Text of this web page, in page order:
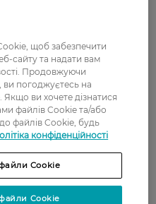
шкіри губ.
щоб забезпечити
сайту та надати вам
Продовжуючи
погоджуєтесь на
ви хочете дізнатися
файлів Cookie та/або
файлів Cookie, будь
конфіденційності
Cookie
Cookie